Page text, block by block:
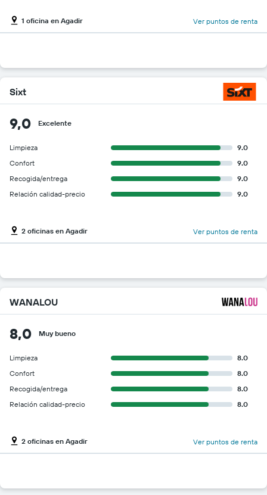
1 oficina en Agadir Ver puntos de renta
Sixt
9,0 Excelente
Limpieza
9.0
Confort
9.0
Recogida/entrega
9.0
Relación calidad-precio
9.0
2 oficinas en Agadir Ver puntos de renta
WANALOU
8,0 Muy bueno
Limpieza
8.0
Confort
8.0
Recogida/entrega
8.0
Relación calidad-precio
8.0
2 oficinas en Agadir Ver puntos de renta